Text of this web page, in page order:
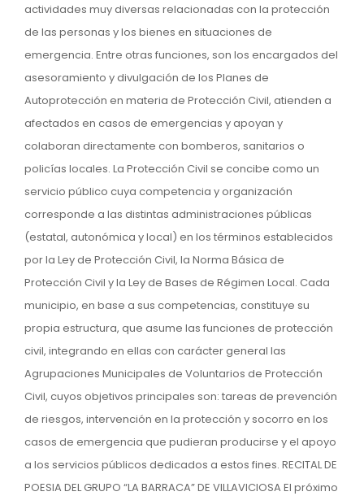
actividades muy diversas relacionadas con la protección
de las personas y los bienes en situaciones de
emergencia. Entre otras funciones, son los encargados del
asesoramiento y divulgación de los Planes de
Autoprotección en materia de Protección Civil, atienden a
afectados en casos de emergencias y apoyan y
colaboran directamente con bomberos, sanitarios o
policías locales. La Protección Civil se concibe como un
servicio público cuya competencia y organización
corresponde a las distintas administraciones públicas
(estatal, autonómica y local) en los términos establecidos
por la Ley de Protección Civil, la Norma Básica de
Protección Civil y la Ley de Bases de Régimen Local. Cada
municipio, en base a sus competencias, constituye su
propia estructura, que asume las funciones de protección
civil, integrando en ellas con carácter general las
Agrupaciones Municipales de Voluntarios de Protección
Civil, cuyos objetivos principales son: tareas de prevención
de riesgos, intervención en la protección y socorro en los
casos de emergencia que pudieran producirse y el apoyo
a los servicios públicos dedicados a estos fines. RECITAL DE
POESIA DEL GRUPO “LA BARRACA” DE VILLAVICIOSA El próximo